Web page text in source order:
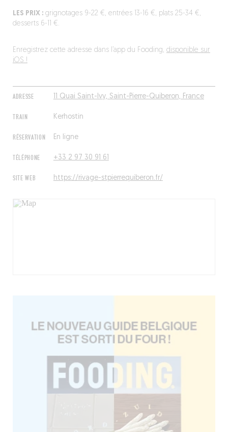
ADRESSE 11 Quai Saint-Ivy, Saint-Pierre-Quiberon, France
TRAIN Kerhostin
RÉSERVATION En ligne
TÉLÉPHONE +33 2 97 30 91 61
SITE WEB https://rivage-stpierrequiberon.fr/
LES PRIX :grignotages 9-22 €, entrées 13-16 €, plats 25-34 €,
desserts 6-11 €.
Enregistrez cette adresse dans l’app du Fooding, disponible sur
iOS !